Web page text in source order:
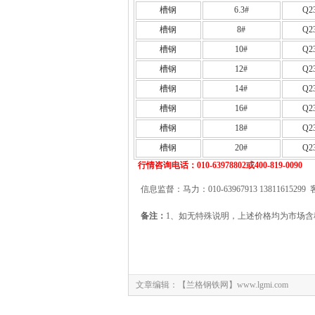
槽钢
6.3#
槽钢
8#
槽钢
10#
槽钢
12#
槽钢
14#
槽钢
16#
槽钢
18#
槽钢
20#
行情咨询电话：010-63978802或400-819-0090
信息监督：马力：010-63967913 13811615299
备注： 1、如无特殊说明，上述价格均为市场
文章编辑：【兰格钢铁网】www.lgmi.com